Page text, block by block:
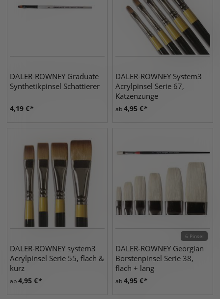
DALER-ROWNEY Graduate
Synthetikpinsel Schattierer
4,19 €
DALER-ROWNEY System3
Acrylpinsel Serie 67,
Katzenzunge
ab4,95 €
DALER-ROWNEY system3
Acrylpinsel Serie 55, flach &
kurz
ab4,95 €
6 Pinsel
DALER-ROWNEY Georgian
Borstenpinsel Serie 38,
flach + lang
ab4,95 €